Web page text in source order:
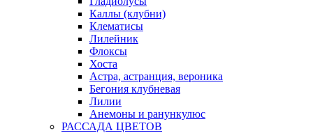
Каллы (клубни)
Клематисы
Лилейник
Флоксы
Хоста
Астра, астранция, вероника
Бегония клубневая
Лилии
Анемоны и ранункулюс
РАССАДА ЦВЕТОВ